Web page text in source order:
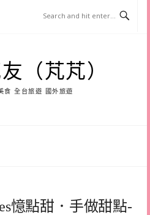
（芃芃）
食 全台旅遊 國外旅遊
憶點甜．手做甜點-